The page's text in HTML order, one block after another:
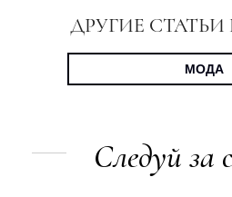
ДРУГИЕ
МОДА
Следуй за